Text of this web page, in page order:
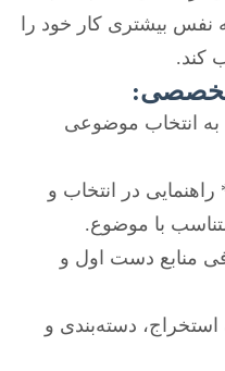
نفس بیشتری کار خود را
کند.
تخصصی:
انتخاب موضوعی
در انتخاب و
با موضوع.
منابع دست اول و
دسته‌بندی و